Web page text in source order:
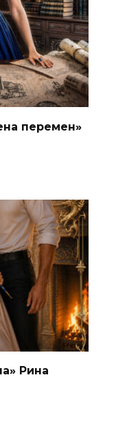
перемен»
Рина